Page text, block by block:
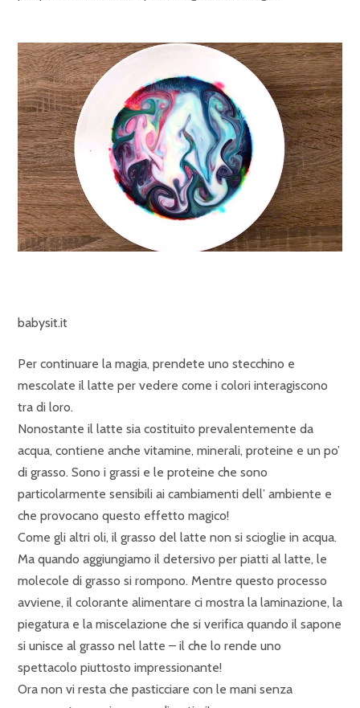
babysit.it
Per continuare la magia, prendete uno stecchino e
mescolate il latte per vedere come i colori interagiscono
tra di loro.
Nonostante il latte sia costituito prevalentemente da
acqua, contiene anche vitamine, minerali, proteine e un po’
di grasso. Sono i grassi e le proteine che sono
particolarmente sensibili ai cambiamenti dell’ ambiente e
che provocano questo effetto magico!
Come gli altri oli, il grasso del latte non si scioglie in acqua.
Ma quando aggiungiamo il detersivo per piatti al latte, le
molecole di grasso si rompono. Mentre questo processo
avviene, il colorante alimentare ci mostra la laminazione, la
piegatura e la miscelazione che si verifica quando il sapone
si unisce al grasso nel latte – il che lo rende uno
spettacolo piuttosto impressionante!
Ora non vi resta che pasticciare con le mani senza